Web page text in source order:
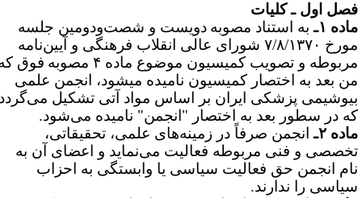
اول ـ کلیات
۱ـ
به استناد مصوبهدویست ‌و شصت‌ودومین جلسه
مورخ ۷/۸/۱۳۷۰ شورای عالی انقلاب فرهنگی و آیین‌نامه
و تصویب کمیسیون موضوع ماده ۴ مصوبه
فوق که
بعد به اختصار کمیسیون نامیده می­شود، انجمن علمی
پزشکی ایرانبر اساس مواد آتی تشکیل می‌گردد
در سطور بعد به اختصار "انجمن" نامیده می‌شود.
۲ـ
انجمن صرفاً در زمینه‌های علمی، تحقیقاتی،
و فنی مربوطه فعالیت می‌نماید و اعضای آن به
انجمن حق فعالیت سیاسی یا وابستگی به احزاب
را ندارند.